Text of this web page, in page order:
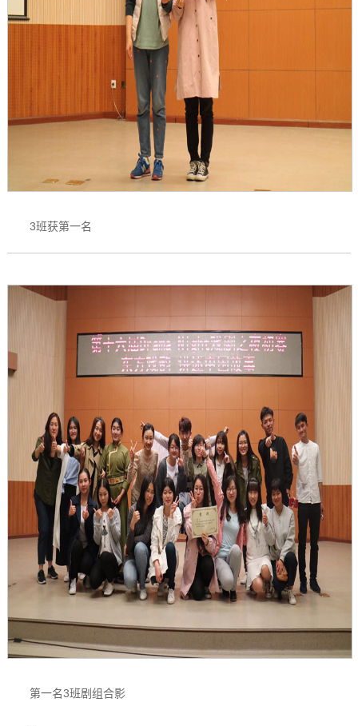
3班获第一名
第一名3班剧组合影